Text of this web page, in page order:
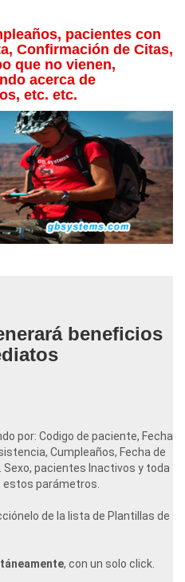
pacientes con
Confirmación de Citas,
que no vienen,
acerca de
etc. etc.
beneficios
por: Codigo de paciente, Fecha
Cumpleaños, Fecha de
Sexo, pacientes Inactivos y toda
estos parámetros.
de la lista de Plantillas de
, con un solo click.